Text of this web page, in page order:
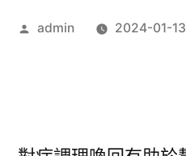
作
admin 2024-01-13